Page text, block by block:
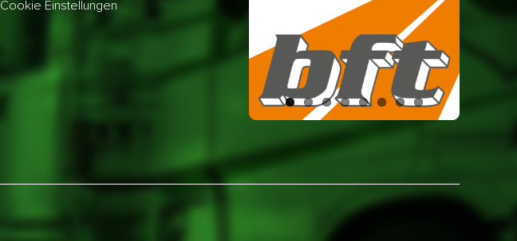
Cookie Einstellungen